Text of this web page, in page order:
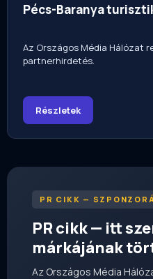
Pécs-Baranya
Az Országos Média Hálózat
partnerhirdetés.
Részletek
PR CIKK —
PR cikk — itt
márkájának
Az Országos Média